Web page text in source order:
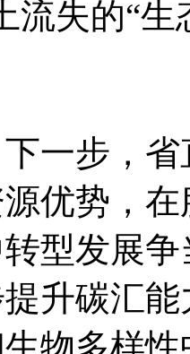
流失的“
一步，
优势，
型发展
提升碳汇
物多样